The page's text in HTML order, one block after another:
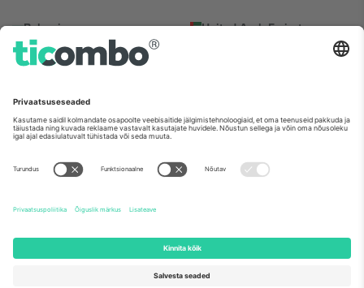
Bulgaria
Regus Sofia City West, bul
Totleben 53-55, 1606 Sofia,
United Arab Emirates
UAE Dubai Silicon Oasis, DDP
Mexico
Av Chapultepec 360, Roma
Norte, Cuauhtémoc, 06700
Ciudad de México, CDMX,
sündmusest ja/või domeenist. Detailide jaoks vaata konkreetse
sündmuse lehte, impressumit ja tingimusi.,
2026 Ticombo. Kõik õigused kaitstud.